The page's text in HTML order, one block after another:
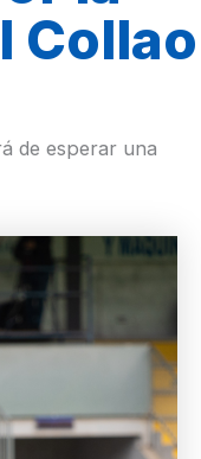
Collao
de esperar una